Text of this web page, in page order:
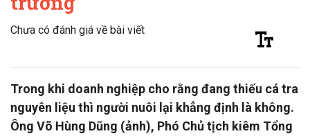
Chưa có đánh giá về bài viết
Trong khi doanh nghiệp cho rằng đang thiếu cá tra
nguyên liệu thì người nuôi lại khẳng định là không.
Ông Võ Hùng Dũng (ảnh), Phó Chủ tịch kiêm Tổng